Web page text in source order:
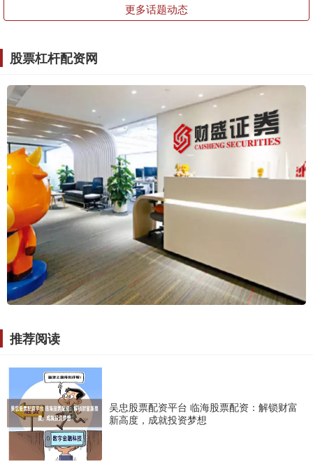
更多话题动态
股票杠杆配资网
推荐阅读
吴忠股票配资平台 临海股票配资：解锁财富
新高度，成就投资梦想